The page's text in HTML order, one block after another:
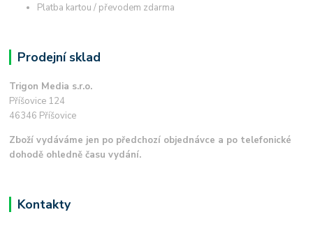
Platba kartou / převodem zdarma
Prodejní sklad
Trigon Media s.r.o.
Příšovice 124
46346 Příšovice
Zboží vydáváme jen po předchozí objednávce a po telefonické
dohodě ohledně času vydání.
Kontakty